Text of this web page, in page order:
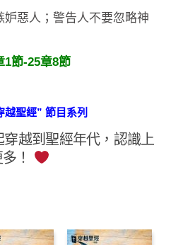
惡人；警告人不要忽略神
1節-25章8節
聖經” 節目系列
穿越到聖經年代，認識上
！